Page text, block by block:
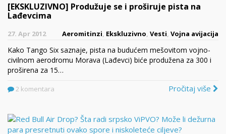
[EKSKLUZIVNO] Produžuje se i proširuje pista na
Lađevcima
27. Apr 2012 Aeromitinzi, Ekskluzivno, Vesti, Vojna avijacija
Kako Tango Six saznaje, pista na budućem mešovitom vojno-
civilnom aerodromu Morava (Lađevci) biće produžena za 300 i
proširena za 15…
2 komentara Pročitaj više